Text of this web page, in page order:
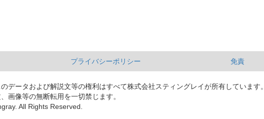
プライバシーポリシー 免責
データおよび解説文等の権利はすべて株式会社スティングレイが所有しています。
画像等の無断転用を一切禁じます。
All Rights Reserved.